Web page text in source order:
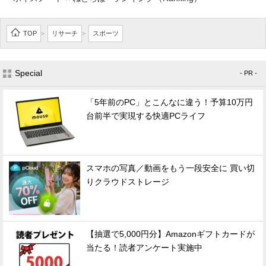
TOP > リサーチ > スポーツ
Special - PR -
「5年前のPC」とこんなに違う！予算10万円
台前半で実現する快適PCライフ
スマホの写真／動画をもう一段安全に 買い切
りクラウドストレージ
【抽選で5,000円分】Amazonギフトカードが
当たる！読者アンケート実施中